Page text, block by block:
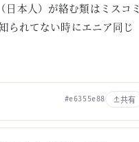
本人）が絡む類はミスコミ
られてない時にエニア同じ
#e6355e88 共有